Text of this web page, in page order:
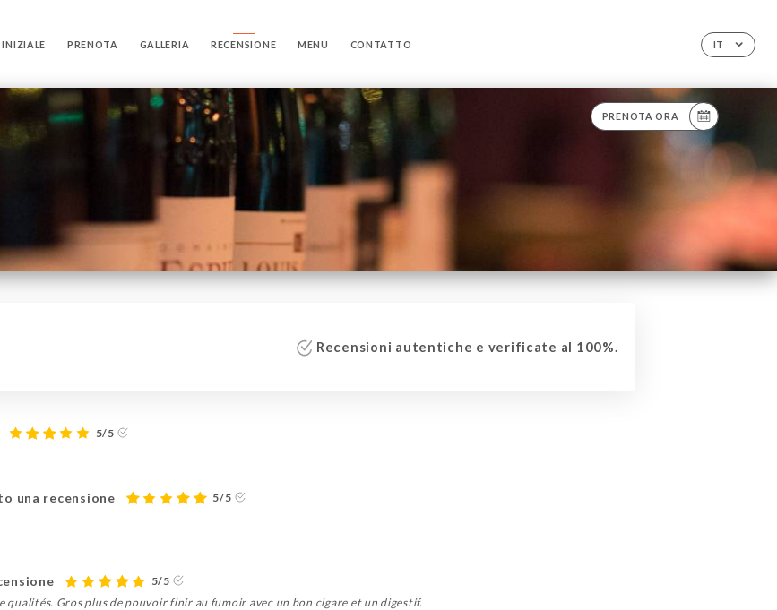
IT
PRENOTA GALLERIA RECENSIONE MENU CONTATTO
PRENOTA ORA
Recensioni autentiche e verificate al 100%.
5/5
una recensione
5/5
5/5
qualités. Gros plus de pouvoir finir au fumoir avec un bon cigare et un digestif.